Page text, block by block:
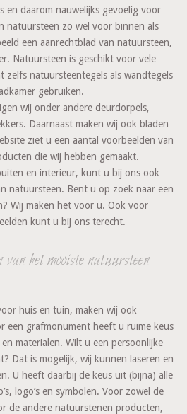
en daarom nauwelijks gevoelig voor
natuursteen zo wel voor binnen als
een aanrechtblad van natuursteen,
Natuursteen is geschikt voor vele
zelfs natuursteentegels als wandtegels
gebruiken.
wij onder andere deurdorpels,
Daarnaast maken wij ook bladen
ziet u een aantal voorbeelden van
die wij hebben gemaakt.
en interieur, kunt u bij ons ook
natuursteen. Bent u op zoek naar een
Wij maken het voor u. Ook voor
kunt u bij ons terecht.
het mooiste natuursteen
huis en tuin, maken wij ook
een grafmonument heeft u ruime keus
materialen. Wilt u een persoonlijke
Dat is mogelijk, wij kunnen laseren en
U heeft daarbij de keus uit (bijna) alle
logo’s en symbolen. Voor zowel de
de andere natuurstenen producten,